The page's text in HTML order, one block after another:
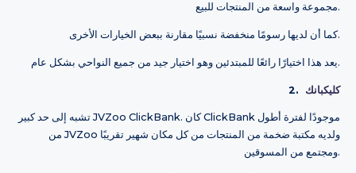
مجموعة واسعة من المنتجات للبيع.
كما أن لديها رسومًا منخفضة نسبيًا مقارنة ببعض الخيارات الأخرى.
يعد هذا اختيارًا رائعًا للمبتدئين وهو اختيار جيد من جميع النواحي بشكل عام.
2. كليكبانك
تشبه إلى حد كبير JVZoo ClickBank. كان ClickBank موجودًا لفترة أطول
من JVZoo ولديه مكتبة ضخمة من المنتجات من كل مكان شهير تقريبًا
ومجتمع من المسوقين.